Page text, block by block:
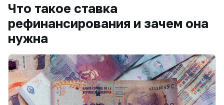
Что такое ставка
рефинансирования и зачем она
нужна